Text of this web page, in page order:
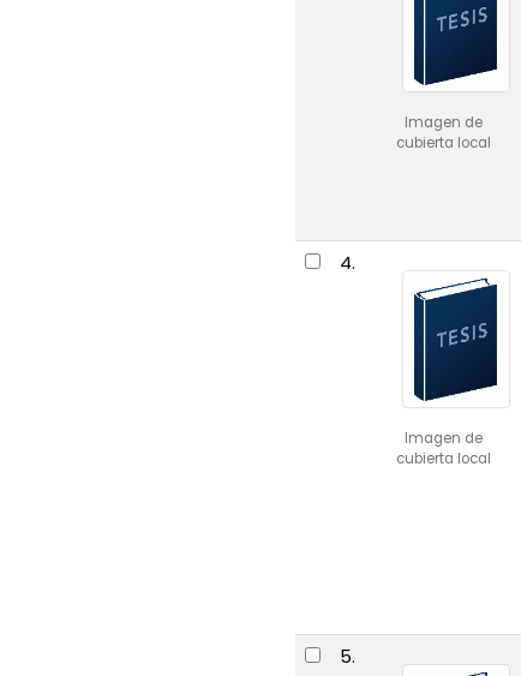
Imagen de
cubierta local
4.
Imagen de
cubierta local
5.